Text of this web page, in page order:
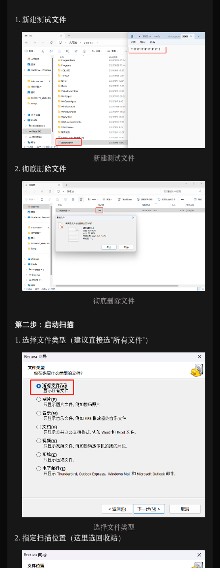
新建测试文件
新建测试文件
彻底删除文件
彻底删除文件
第二步：启动扫描
选择文件类型（建议直接选"所有文件"）
选择文件类型
指定扫描位置（这里选回收站）